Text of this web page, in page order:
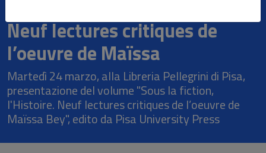
Neuf lectures critiques de
l’oeuvre de Maïssa
Martedì 24 marzo, alla Libreria Pellegrini di Pisa,
presentazione del volume "Sous la fiction,
l'Histoire. Neuf lectures critiques de l’oeuvre de
Maïssa Bey", edito da Pisa University Press